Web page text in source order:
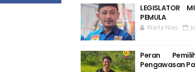
LEGISLATOR
PEMULA
Warta Nias
Peran
Pengawasan